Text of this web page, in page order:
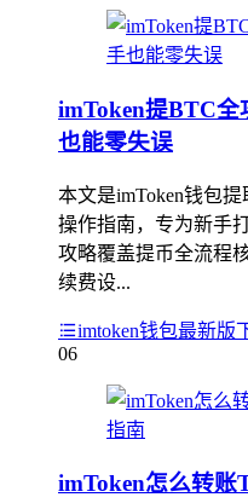
imToken提BTC全
也能零失误
本文是imToken钱包
操作指南，专为新手
攻略覆盖提币全流程
续费设...
imtoken钱包最新版
06
imToken怎么转账